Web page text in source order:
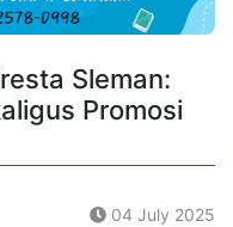
Sleman:
Promosi
04 July 2025